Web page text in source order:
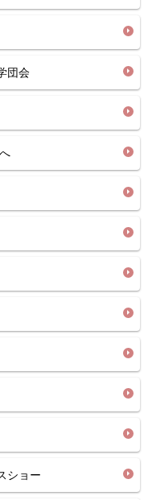
団会
ショー